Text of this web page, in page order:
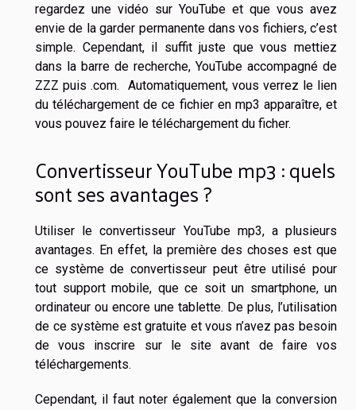
regardez une vidéo sur YouTube et que vous avez
envie de la garder permanente dans vos fichiers, c’est
simple. Cependant, il suffit juste que vous mettiez
dans la barre de recherche, YouTube accompagné de
ZZZ puis .com. Automatiquement, vous verrez le lien
du téléchargement de ce fichier en mp3 apparaître, et
vous pouvez faire le téléchargement du ficher.
Convertisseur YouTube mp3 : quels
sont ses avantages ?
Utiliser le convertisseur YouTube mp3, a plusieurs
avantages. En effet, la première des choses est que
ce système de convertisseur peut être utilisé pour
tout support mobile, que ce soit un smartphone, un
ordinateur ou encore une tablette. De plus, l’utilisation
de ce système est gratuite et vous n’avez pas besoin
de vous inscrire sur le site avant de faire vos
téléchargements.
Cependant, il faut noter également que la conversion